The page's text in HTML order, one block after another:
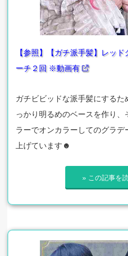
【参照】【ガチ派手髪】レッ
ーチ２回 ※動画有
ガチビビッドな派手髪にするた
っかり明るめのベースを作り、
ラーでオンカラーしてのグラデ
上げています☻
» この記事を